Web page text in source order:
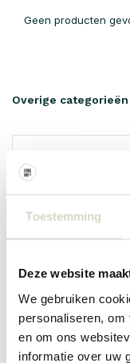
Toestemming
Deze website
We gebruiken
personaliseren,
en om ons
informatie over uw
Geen producten
Overige categorieën
Wandlampen